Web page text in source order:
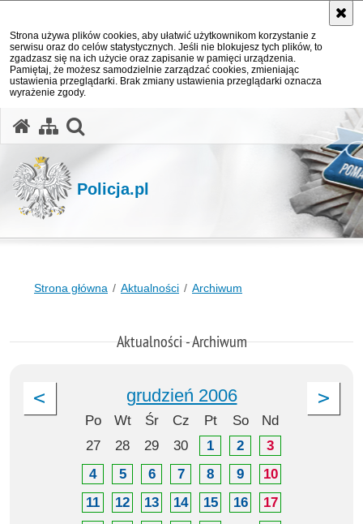
Strona używa plików cookies, aby ułatwić użytkownikom korzystanie z
serwisu oraz do celów statystycznych. Jeśli nie blokujesz tych plików, to
zgadzasz się na ich użycie oraz zapisanie w pamięci urządzenia.
Pamiętaj, że możesz samodzielnie zarządzać cookies, zmieniając
ustawienia przeglądarki. Brak zmiany ustawienia przeglądarki oznacza
wyrażenie zgody.
Policja.pl
Strona główna Aktualności Archiwum
Aktualności - Archiwum
grudzień 2006
Po Wt Śr Cz Pt So
Nd
27
28 29 30 1 2
3
4
5 6 7 8 9
10
11
12 13 14 15 16
17